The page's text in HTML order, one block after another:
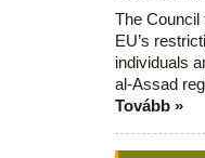
The Council
EU’s
individuals
al-Assad
Tovább »